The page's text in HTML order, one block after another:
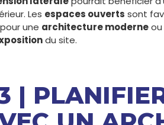
Les espaces ouverts sont
une architecture moderne
du site.
|